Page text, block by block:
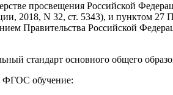
просвещения Российской
2018, N 32, ст. 5343), и пунктом 27
Правительства Российской
стандарт основного общего
ФГОС обучение: